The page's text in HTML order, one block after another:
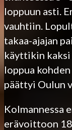
loppuun asti.
vauhtiin.
takaa-ajajan
käyttikin kaksi
loppua
päättyi Oulun
Kolmannessa
erävoittoon